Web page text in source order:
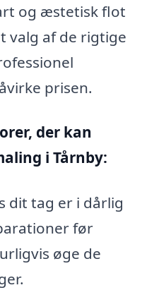
og æstetisk flot
valg af de rigtige
prisen.
der kan
i Tårnby:
dit tag er i dårlig
før
øge de